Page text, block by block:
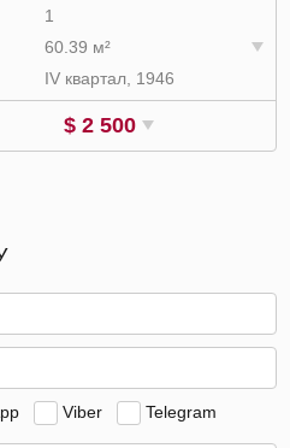
1
60.39 м²
IV квартал, 1946
$ 2 500
Viber Telegram